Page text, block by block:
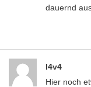
dauernd
l4v4
Hier noch